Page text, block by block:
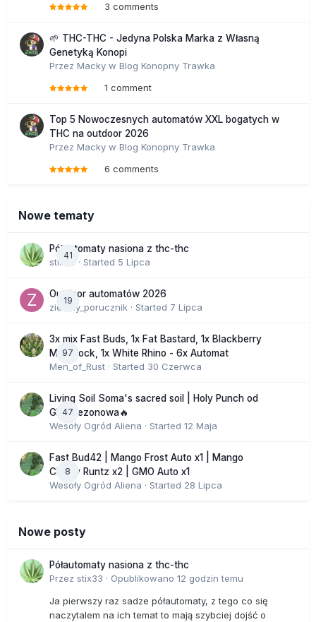
3 comments
🌱 THC-THC - Jedyna Polska Marka z Własną
Genetyką Konopi
Przez Macky w Blog Konopny Trawka
1 comment
Top 5 Nowoczesnych automatów XXL bogatych w
THC na outdoor 2026
Przez Macky w Blog Konopny Trawka
6 comments
Nowe tematy
41
Półautomaty nasiona z thc-thc
stix33 · Started 5 Lipca
19
Outdoor automatów 2026
zielony_porucznik · Started 7 Lipca
97
3x mix Fast Buds, 1x Fat Bastard, 1x Blackberry
Moonrock, 1x White Rhino - 6x Automat
Men_of_Rust · Started 30 Czerwca
47
Living Soil Soma's sacred soil | Holy Punch od
GHS sezonowa🔥
Wesoły Ogród Aliena · Started 12 Maja
8
Fast Bud42 | Mango Frost Auto x1 | Mango
Cherry Runtz x2 | GMO Auto x1
Wesoły Ogród Aliena · Started 28 Lipca
Nowe posty
Półautomaty nasiona z thc-thc
Przez stix33 · Opublikowano 12 godzin temu
Ja pierwszy raz sadze półautomaty, z tego co się
naczytalem na ich temat to mają szybciej dojść o